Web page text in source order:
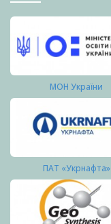
МОН України
ПАТ «Укрнафта»